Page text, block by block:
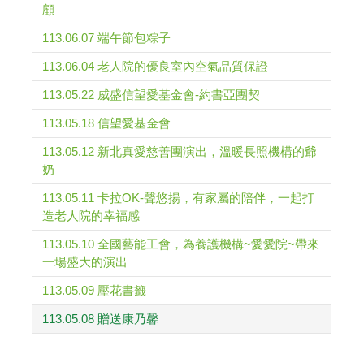
顧
113.06.07 端午節包粽子
113.06.04 老人院的優良室內空氣品質保證
113.05.22 威盛信望愛基金會-約書亞團契
113.05.18 信望愛基金會
113.05.12 新北真愛慈善團演出，溫暖長照機構的爺
奶
113.05.11 卡拉OK-聲悠揚，有家屬的陪伴，一起打
造老人院的幸福感
113.05.10 全國藝能工會，為養護機構~愛愛院~帶來
一場盛大的演出
113.05.09 壓花書籤
113.05.08 贈送康乃馨